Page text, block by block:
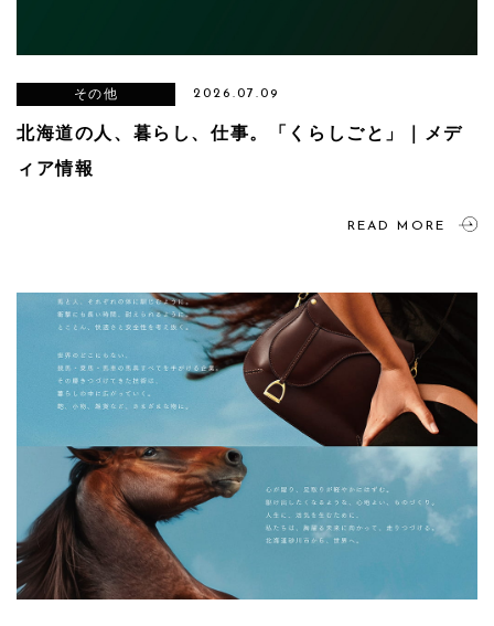
その他 2026.07.09
北海道の人、暮らし、仕事。「くらしごと」｜メデ
ィア情報
READ MORE